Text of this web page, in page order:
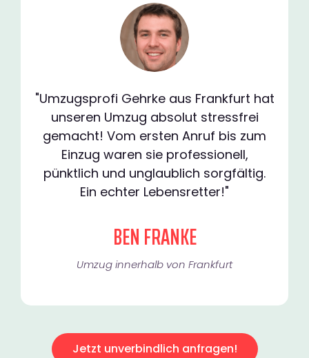
"Umzugsprofi Gehrke aus Frankfurt hat
unseren Umzug absolut stressfrei
gemacht! Vom ersten Anruf bis zum
Einzug waren sie professionell,
pünktlich und unglaublich sorgfältig.
Ein echter Lebensretter!"
BEN FRANKE
Umzug innerhalb von Frankfurt​
Jetzt unverbindlich anfragen!